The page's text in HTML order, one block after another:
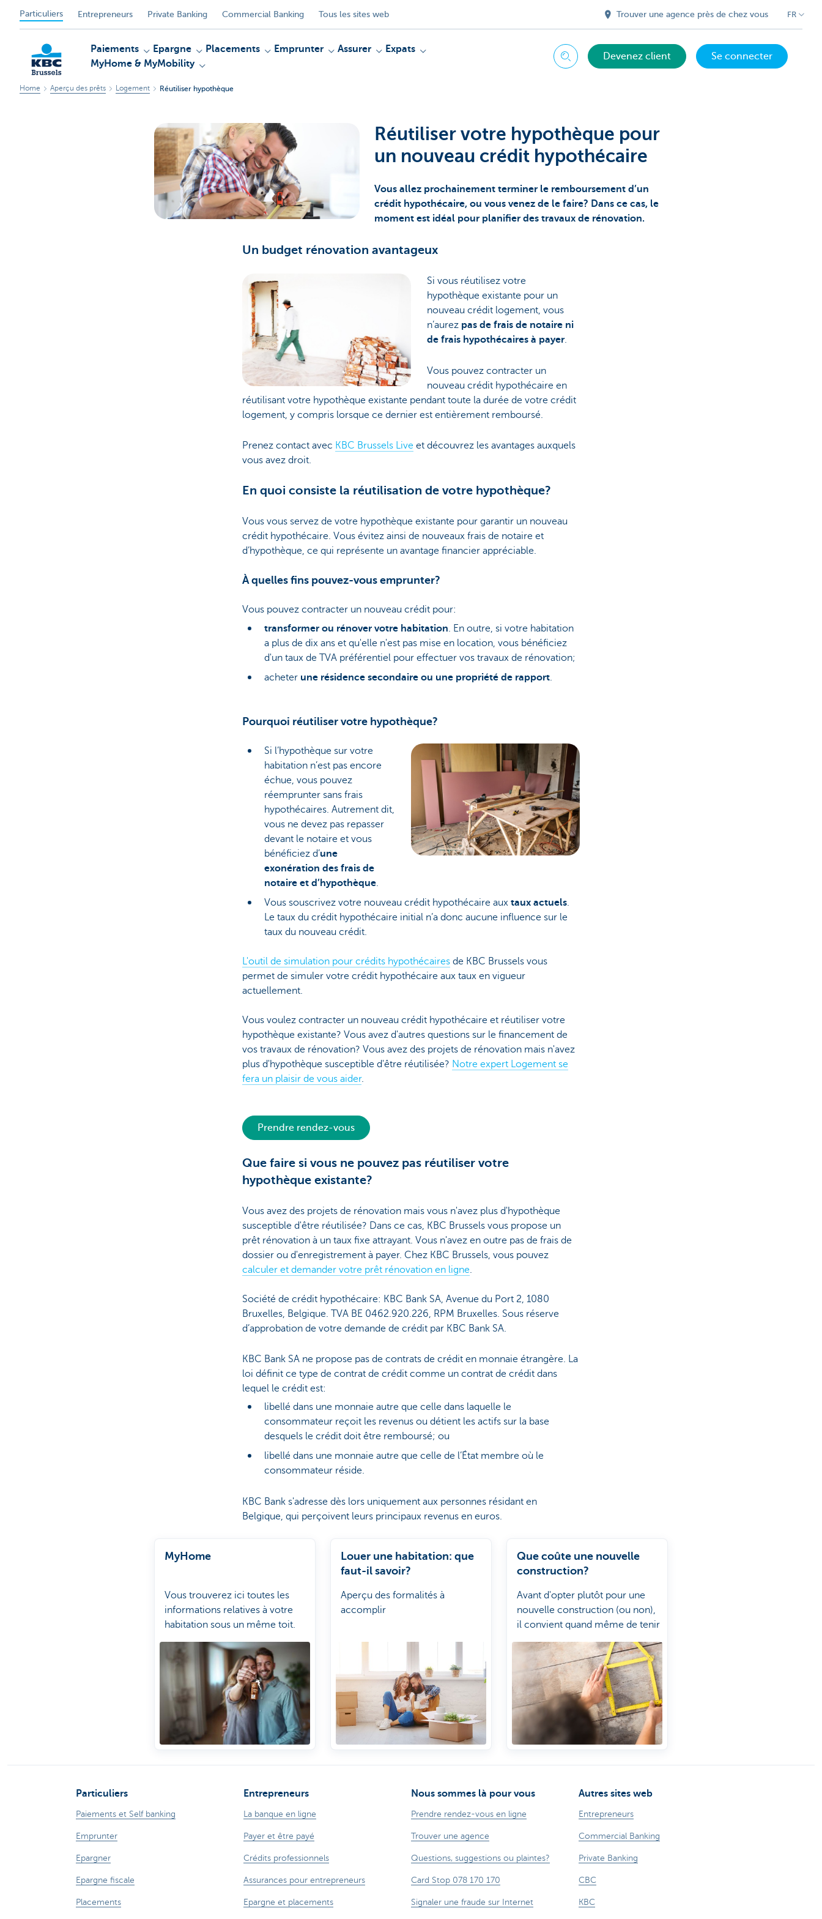
Particuliers Entrepreneurs Private Banking Commercial Banking Tous les sites web Trouver une agence près de chez vous FR
Paiements Epargne Placements Emprunter Assurer
Expats
MyHome & MyMobility
ChercherDevenez client Se connecter
Home Aperçu des prêts Logement Réutiliser hypothèque
Réutiliser votre hypothèque pour
un nouveau crédit hypothécaire
Vous allez prochainement terminer le remboursement d’un
crédit hypothécaire, ou vous venez de le faire? Dans ce cas, le
moment est idéal pour planifier des travaux de rénovation.
Un budget rénovation avantageux
Si vous réutilisez votre
hypothèque existante pour un
nouveau crédit logement, vous
n’aurez pas de frais de notaire ni
de frais hypothécaires à payer.
Vous pouvez contracter un
nouveau crédit hypothécaire en
réutilisant votre hypothèque existante pendant toute la durée de votre crédit
logement, y compris lorsque ce dernier est entièrement remboursé.
Prenez contact avec KBC Brussels Live et découvrez les avantages auxquels
vous avez droit.
En quoi consiste la réutilisation de votre hypothèque?
Vous vous servez de votre hypothèque existante pour garantir un nouveau
crédit hypothécaire. Vous évitez ainsi de nouveaux frais de notaire et
d’hypothèque, ce qui représente un avantage financier appréciable.
À quelles fins pouvez-vous emprunter?
Vous pouvez contracter un nouveau crédit pour:
transformer ou rénover votre habitation . En outre, si votre habitation
a plus de dix ans et qu'elle n'est pas mise en location, vous bénéficiez
d'un taux de TVA préférentiel pour effectuer vos travaux de rénovation;
acheter une résidence secondaire ou une propriété de rapport.
Pourquoi réutiliser votre hypothèque?
Si l’hypothèque sur votre
habitation n’est pas encore
échue, vous pouvez
réemprunter sans frais
hypothécaires. Autrement dit,
vous ne devez pas repasser
devant le notaire et vous
bénéficiez d’une
exonération des frais de
notaire et d’hypothèque.
Vous souscrivez votre nouveau crédit hypothécaire aux taux actuels.
Le taux du crédit hypothécaire initial n’a donc aucune influence sur le
taux du nouveau crédit.
L'outil de simulation pour crédits hypothécairesde KBC Brussels vous
permet de simuler votre crédit hypothécaire aux taux en vigueur
actuellement.
Vous voulez contracter un nouveau crédit hypothécaire et réutiliser votre
hypothèque existante? Vous avez d'autres questions sur le financement de
vos travaux de rénovation? Vous avez des projets de rénovation mais n'avez
plus d'hypothèque susceptible d'être réutilisée? Notre expert Logement se
fera un plaisir de vous aider.
Prendre rendez-vous
Que faire si vous ne pouvez pas réutiliser votre
hypothèque existante?
Vous avez des projets de rénovation mais vous n'avez plus d'hypothèque
susceptible d'être réutilisée? Dans ce cas, KBC Brussels vous propose un
prêt rénovation à un taux fixe attrayant. Vous n'avez en outre pas de frais de
dossier ou d'enregistrement à payer. Chez KBC Brussels, vous pouvez
calculer et demander votre prêt rénovation en ligne
Société de crédit hypothécaire: KBC Bank SA, Avenue du Port 2, 1080
Bruxelles, Belgique. TVA BE 0462.920.226, RPM Bruxelles. Sous réserve
d’approbation de votre demande de crédit par KBC Bank SA.
KBC Bank SA ne propose pas de contrats de crédit en monnaie étrangère. La
loi définit ce type de contrat de crédit comme un contrat de crédit dans
lequel le crédit est:
libellé dans une monnaie autre que celle dans laquelle le
consommateur reçoit les revenus ou détient les actifs sur la base
desquels le crédit doit être remboursé; ou
libellé dans une monnaie autre que celle de l’État membre où le
consommateur réside.
KBC Bank s'adresse dès lors uniquement aux personnes résidant en
Belgique, qui perçoivent leurs principaux revenus en euros.
MyHome
Vous trouverez ici toutes les
informations relatives à votre
habitation sous un même toit.
Louer une habitation: que
faut-il savoir?
Aperçu des formalités à
accomplir
Que coûte une nouvelle
construction?
Avant d'opter plutôt pour une
nouvelle construction (ou non),
il convient quand même de tenir
compte de certains éléments.
Particuliers
Paiements et Self banking
Emprunter
Epargner
Epargne fiscale
Placements
Entrepreneurs
La banque en ligne
Payer et être payé
Crédits professionnels
Assurances pour entrepreneurs
Epargne et placements
Nous sommes là pour vous
Prendre rendez-vous en ligne
Trouver une agence
Questions, suggestions ou plaintes?
Card Stop 078 170 170
Signaler une fraude sur Internet
Autres sites web
Entrepreneurs
Commercial Banking
Private Banking
CBC
KBC